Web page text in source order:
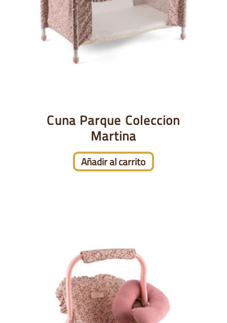
Cuna Parque Coleccion
Martina
Añadir al carrito